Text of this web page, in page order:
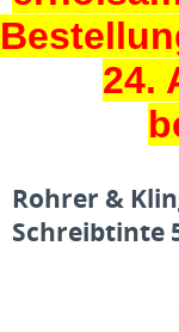
24.
Rohrer &
Schreibtinte